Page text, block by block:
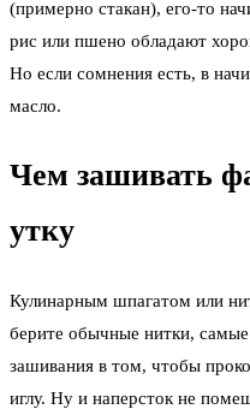
(примерно стакан), его-то
рис или пшено обладают
Но если сомнения есть, в
масло.
Чем зашивать
утку
Кулинарным шпагатом или
берите обычные нитки,
зашивания в том, чтобы
иглу. Ну и наперсток не